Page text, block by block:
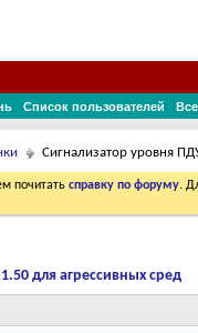
Список пользователей
Сигнализатор уровня
почитать справку по форуму.
для агрессивных сред